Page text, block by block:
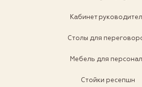
Кабинет
Столы для
Мебель для
Стойки ресепшн